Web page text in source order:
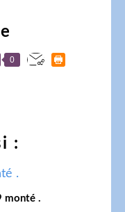
0
:
monté .